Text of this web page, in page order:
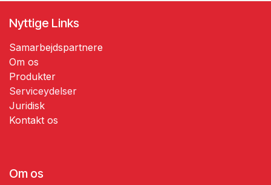
Nyttige Links
Samarbejdspartnere
Om os
Produkter
Serviceydelser
​​Juridisk
​Kontakt os
Om os